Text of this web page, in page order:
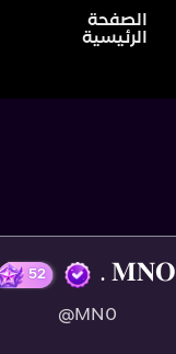
الصفحة
الرئيسية
𝐌𝐍𝐎 .
@MN0